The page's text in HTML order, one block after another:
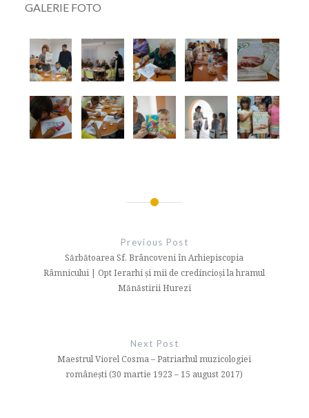
GALERIE FOTO
articole
Previous Post
Sărbătoarea Sf. Brâncoveni în Arhiepiscopia
Râmnicului | Opt Ierarhi şi mii de credincioşi la hramul
Mănăstirii Hurezi
Next Post
Maestrul Viorel Cosma – Patriarhul muzicologiei
românești (30 martie 1923 – 15 august 2017)